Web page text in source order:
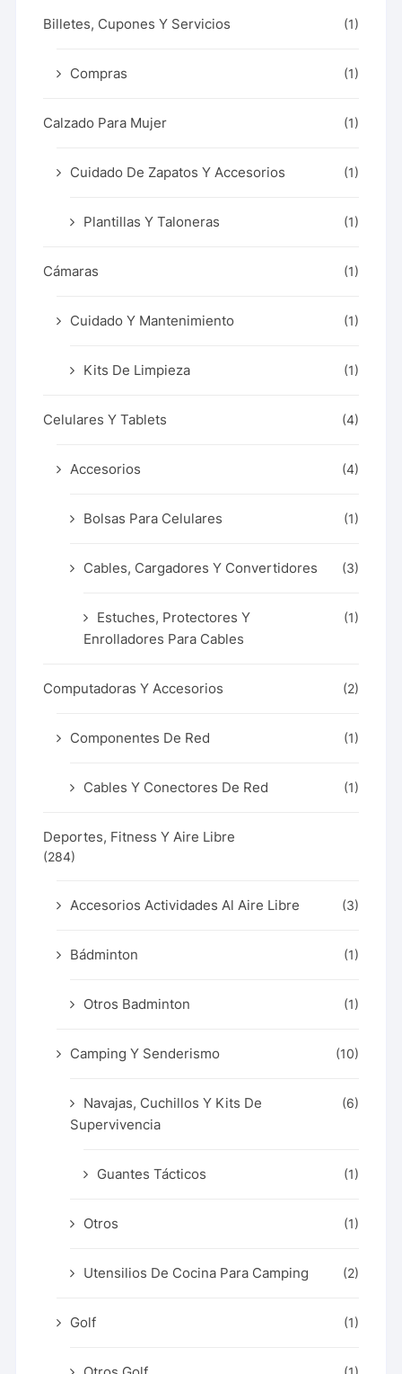
Billetes, Cupones Y Servicios (1)
Compras (1)
Calzado Para Mujer (1)
Cuidado De Zapatos Y Accesorios (1)
Plantillas Y Taloneras (1)
Cámaras (1)
Cuidado Y Mantenimiento (1)
Kits De Limpieza (1)
Celulares Y Tablets (4)
Accesorios (4)
Bolsas Para Celulares (1)
Cables, Cargadores Y Convertidores (3)
Estuches, Protectores Y
Enrolladores Para Cables
(1)
Computadoras Y Accesorios (2)
Componentes De Red (1)
Cables Y Conectores De Red (1)
Deportes, Fitness Y Aire Libre
(284)
Accesorios Actividades Al Aire Libre (3)
Bádminton (1)
Otros Badminton (1)
Camping Y Senderismo (10)
Navajas, Cuchillos Y Kits De
Supervivencia
(6)
Guantes Tácticos (1)
Otros (1)
Utensilios De Cocina Para Camping (2)
Golf (1)